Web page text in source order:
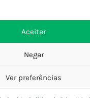
Aceitar
Negar
Ver preferências
Devoluções e Trocas